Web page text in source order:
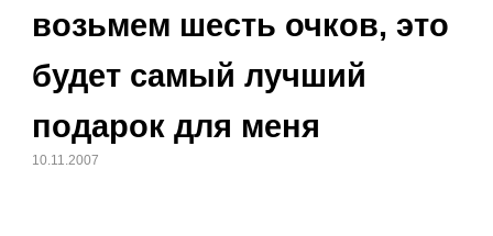
возьмем шесть очков, это
будет самый лучший
подарок для меня
10.11.2007